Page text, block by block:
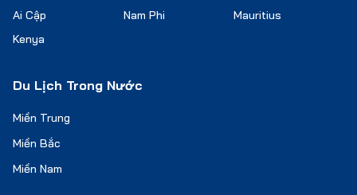
Ai Cập
Nam Phi
Mauritius
Kenya
Du Lịch Trong Nước
Miền Trung
Miền Bắc
Miền Nam